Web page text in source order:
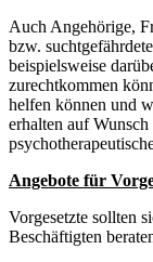
Auch Angehörige,
bzw.
beispielsweise
zurechtkommen
helfen können und
erhalten auf
Angebote für
Vorgesetzte sollten
Beschäftigten